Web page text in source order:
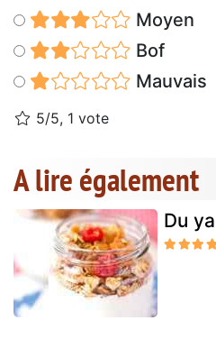
Moyen
Bof
Mauvais
5/5, 1 vote
A lire également
Du